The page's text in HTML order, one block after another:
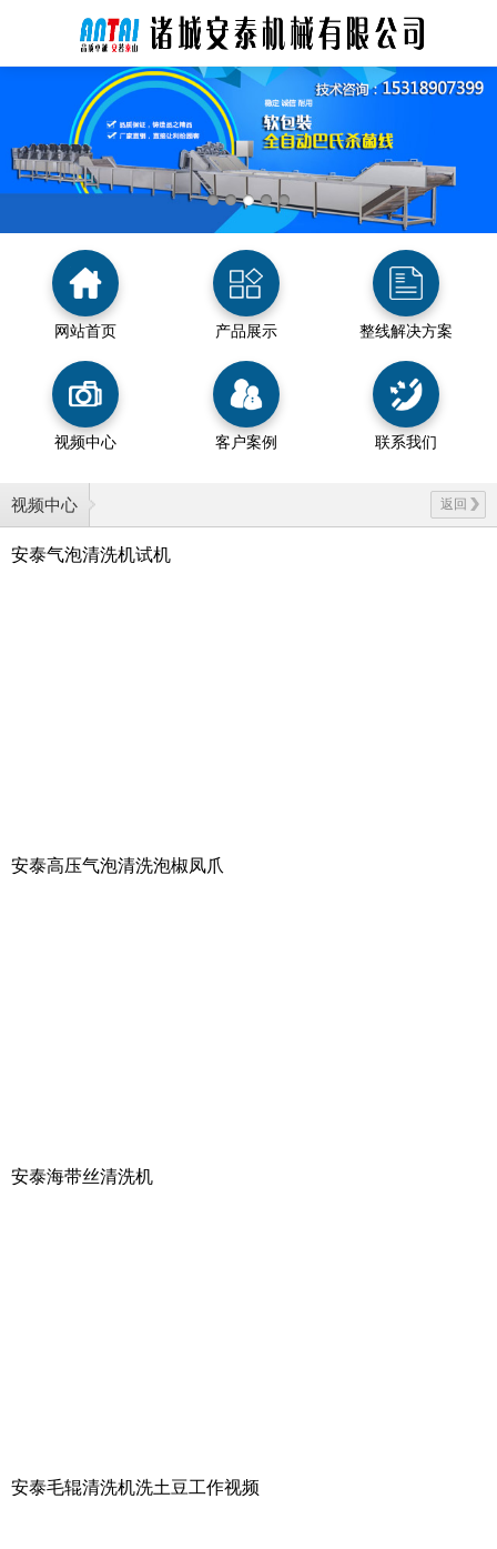
网站首页 产品展示 整线解决方案
视频中心 客户案例 联系我们
视频中心 返回
安泰气泡清洗机试机
安泰高压气泡清洗泡椒凤爪
安泰海带丝清洗机
安泰毛辊清洗机洗土豆工作视频